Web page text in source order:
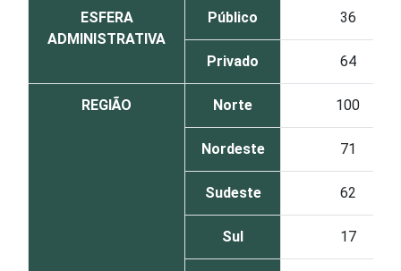
ESFERA
ADMINISTRATIVA
Público 36
Privado 64
REGIÃO Norte 100
Nordeste 71
Sudeste 62
Sul 17